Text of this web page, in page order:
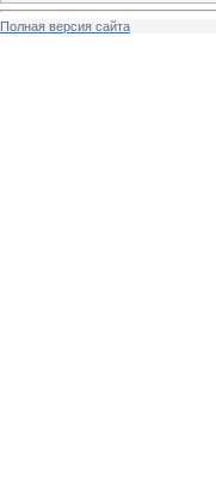
Полная версия сайта